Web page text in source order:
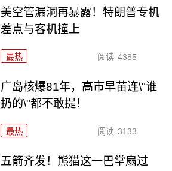
美空管漏洞再暴露！特朗普专机
差点与客机撞上
最热 阅读 4385
广岛核爆81年，高市早苗连\"谁
扔的\"都不敢提！
最热 阅读 3133
五箭齐发！熊猫这一巴掌扇过